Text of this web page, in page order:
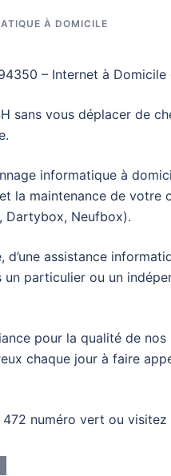
À DOMICILE
– Internet à
sans vous déplacer de
informatique à
la maintenance de
Dartybox, Neufbox).
assistance
particulier ou un
pour la qualité de
chaque jour à faire
numéro vert ou